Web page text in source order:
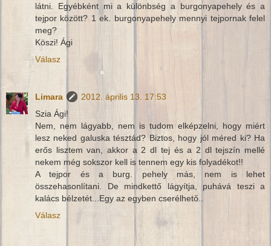
látni. Egyébként mi a különbség a burgonyapehely és a
tejpor között? 1 ek. burgonyapehely mennyi tejpornak felel
meg?
Köszi! Ági
Válasz
Limara
2012. április 13. 17:53
Szia Ági!
Nem, nem lágyabb, nem is tudom elképzelni, hogy miért
lesz neked galuska tésztád? Biztos, hogy jól méred ki? Ha
erős lisztem van, akkor a 2 dl tej és a 2 dl tejszín mellé
nekem még sokszor kell is tennem egy kis folyadékot!!
A tejpor és a burg. pehely más, nem is lehet
összehasonlítani. De mindkettő lágyítja, puhává teszi a
kalács bélzetét...Egy az egyben cserélhető..
Válasz